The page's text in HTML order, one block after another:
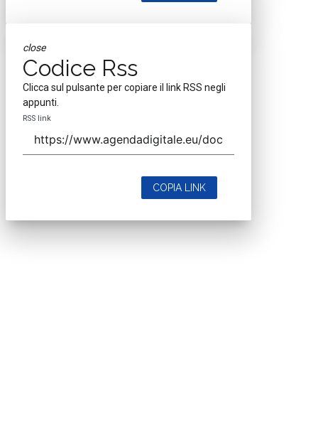
close
Codice Rss
Clicca sul pulsante per copiare il link RSS negli
appunti.
RSS link
COPIA LINK